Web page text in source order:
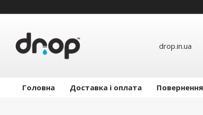
drop.in.ua
Головна Доставка і оплата Повернення